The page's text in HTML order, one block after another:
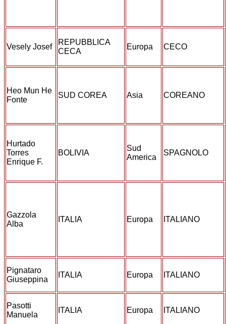
Vesely Josef
REPUBBLICA
CECA
Europa CECO
Heo Mun He
Fonte
SUD COREA Asia COREANO
Hurtado
Torres
Enrique F.
BOLIVIA
Sud
America
SPAGNOLO
Gazzola
Alba
ITALIA Europa ITALIANO
Pignataro
Giuseppina
ITALIA Europa ITALIANO
Pasotti
Manuela
ITALIA Europa ITALIANO